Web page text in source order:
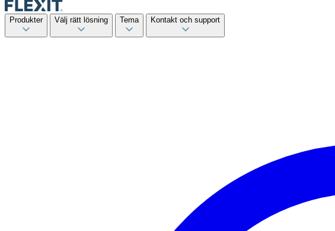
Produkter Välj rätt lösning Tema Kontakt och support